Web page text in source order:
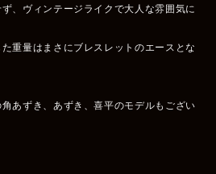
、ヴィンテージライクで大人な雰囲気に
重量はまさにブレスレットのエースとな
あずき、あずき、喜平のモデルもござい